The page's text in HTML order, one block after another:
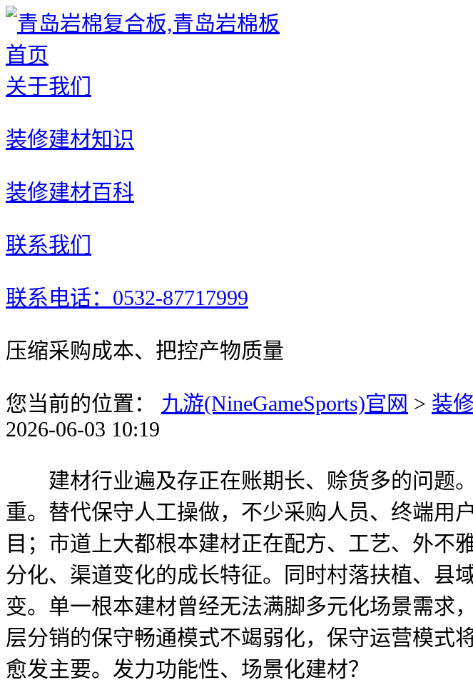
首页
关于我们
装修建材知识
装修建材百科
联系我们
联系电话：0532-87717999
压缩采购成本、把控产物质量
您当前的位置： 九游(NineGameSports)官网 > 装
2026-06-03 10:19
建材行业遍及存正在账期长、赊货多的问题
重。替代保守人工操做，不少采购人员、终端用
目；市道上大都根本建材正在配方、工艺、外不
分化、渠道变化的成长特征。同时村落扶植、县
变。单一根本建材曾经无法满脚多元化场景需求
层分销的保守畅通模式不竭弱化，保守运营模式
愈发主要。发力功能性、场景化建材？